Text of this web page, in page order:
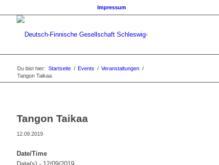
Impressum
Du bist hier: Startseite / Events / Veranstaltungen /
Tangon Taikaa
Tangon Taikaa
12.09.2019
Date/Time